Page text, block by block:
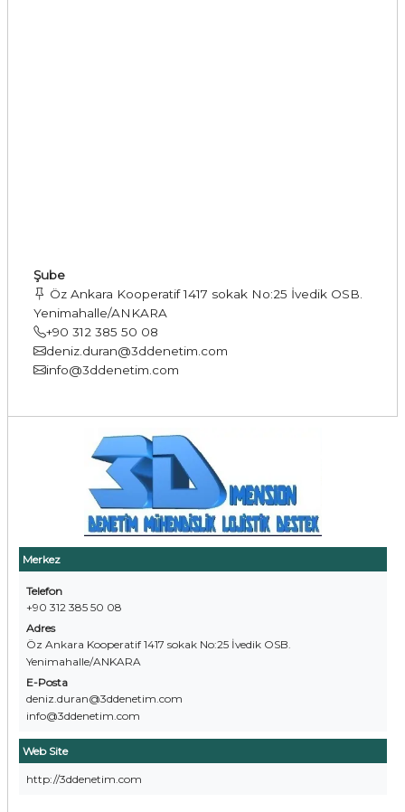
Merkez
Telefon
+90 312 385 50 08
Adres
Öz Ankara Kooperatif 1417 sokak No:25 İvedik OSB.
Yenimahalle/ANKARA
E-Posta
deniz.duran@3ddenetim.com
info@3ddenetim.com
Web Site
http://3ddenetim.com
Şube
Öz Ankara Kooperatif 1417 sokak No:25 İvedik OSB.
Yenimahalle/ANKARA
+90 312 385 50 08
deniz.duran@3ddenetim.com
info@3ddenetim.com